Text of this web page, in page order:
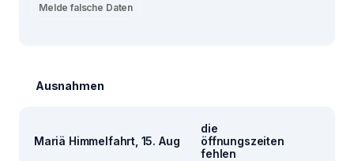
Melde falsche Daten
Ausnahmen
Mariä Himmelfahrt, 15. Aug
die
öffnungszeiten
fehlen